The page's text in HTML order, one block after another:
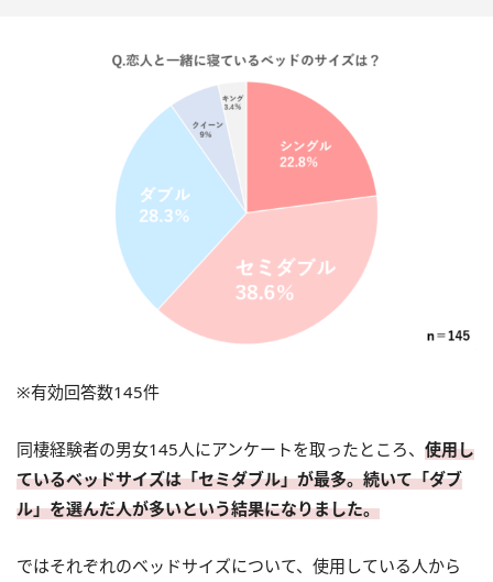
※有効回答数145件
同棲経験者の男女145人にアンケートを取ったところ、 使用し
ているベッドサイズは「セミダブル」が最多。続いて「ダブ
ル」を選んだ人が多いという結果になりました。
ではそれぞれのベッドサイズについて、使用している人から